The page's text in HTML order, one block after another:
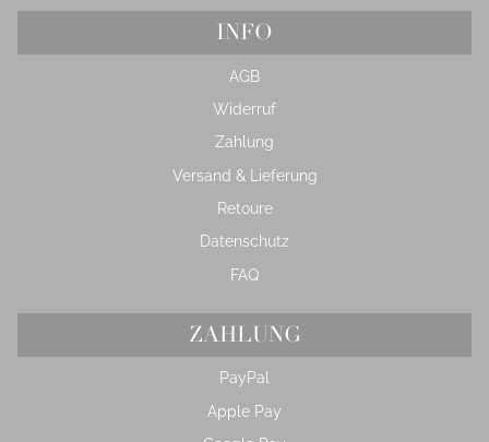
INFO
AGB
Widerruf
Zahlung
Versand & Lieferung
Retoure
Datenschutz
FAQ
ZAHLUNG
PayPal
Apple Pay